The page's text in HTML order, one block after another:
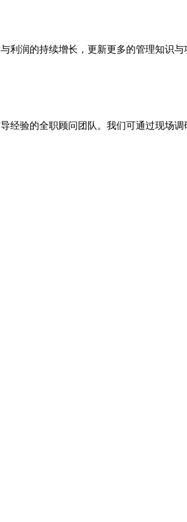
利润的持续增长，更新更多的管理知识与
经验的全职顾问团队。我们可通过现场